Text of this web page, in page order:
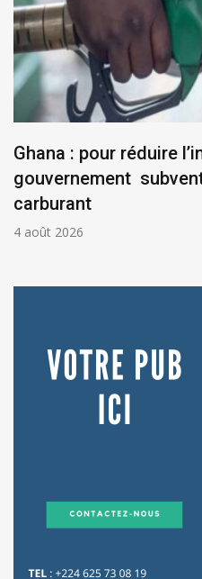
Ghana : pour réduire
gouvernement
carburant
4 août 2026